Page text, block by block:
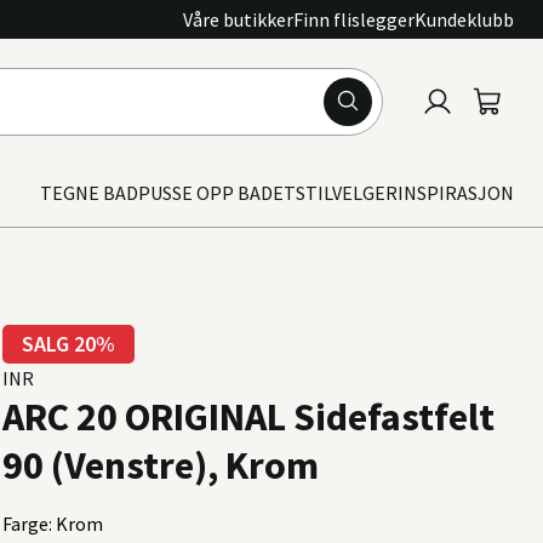
Våre butikkerFinn flisleggerKundeklubb
TEGNE BADPUSSE OPP BADETSTILVELGERINSPIRASJON
SALG 20%
INR
ARC 20 ORIGINAL Sidefastfelt
90 (Venstre), Krom
Farge: Krom